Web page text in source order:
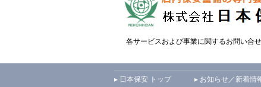
各サービスおよび事業に関するお問い合
▸ 日本保安 トップ ▸ お知らせ／新着情